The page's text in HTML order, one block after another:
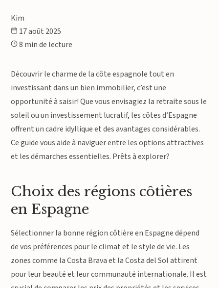
Kim
17 août 2025
8 min de lecture
Découvrir le charme de la côte espagnole tout en
investissant dans un bien immobilier, c’est une
opportunité à saisir! Que vous envisagiez la retraite sous le
soleil ou un investissement lucratif, les côtes d’Espagne
offrent un cadre idyllique et des avantages considérables.
Ce guide vous aide à naviguer entre les options attractives
et les démarches essentielles. Prêts à explorer?
Choix des régions côtières
en Espagne
Sélectionner la bonne région côtière en Espagne dépend
de vos préférences pour le climat et le style de vie. Les
zones comme la Costa Brava et la Costa del Sol attirent
pour leur beauté et leur communauté internationale. Il est